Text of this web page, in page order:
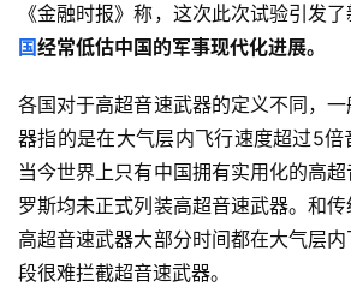
《金融时报》称，这次此次试验引发了
国经常低估中国的军事现代化进展。
各国对于高超音速武器的定义不同，
器指的是在大气层内飞行速度超过5倍
当今世界上只有中国拥有实用化的高超
罗斯均未正式列装高超音速武器。和传
高超音速武器大部分时间都在大气层
段很难拦截超音速武器。